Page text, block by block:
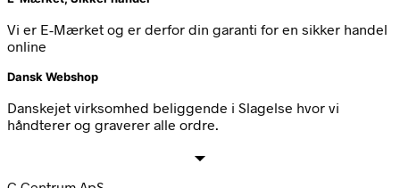
Vi er E-Mærket og er derfor din garanti for en sikker handel
online
Dansk Webshop
Danskejet virksomhed beliggende i Slagelse hvor vi
håndterer og graverer alle ordre.